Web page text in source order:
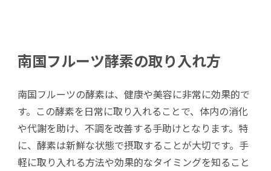
南国フルーツ酵素の取り入れ方
南国フルーツの酵素は、健康や美容に非常に効果的で
す。この酵素を日常に取り入れることで、体内の消化
や代謝を助け、不調を改善する手助けとなります。特
に、酵素は新鮮な状態で摂取することが大切です。手
軽に取り入れる方法や効果的なタイミングを知ること